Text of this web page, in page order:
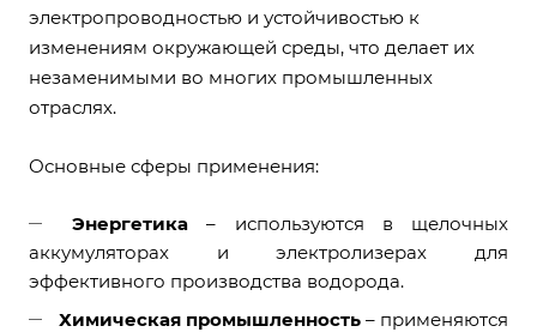
электропроводностью и устойчивостью к
изменениям окружающей среды, что делает их
незаменимыми во многих промышленных
отраслях.
Основные сферы применения:
Энергетика – используются в щелочных
аккумуляторах и электролизерах для
эффективного производства водорода.
Химическая промышленность – применяются